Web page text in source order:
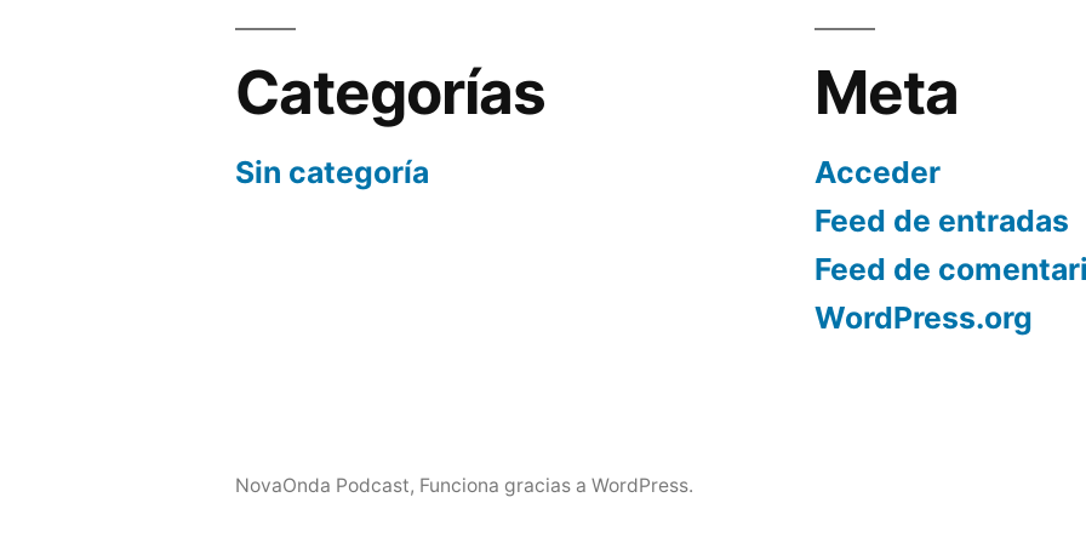
Categorías
Sin categoría
Meta
Acceder
Feed de entradas
Feed de
WordPress.org
NovaOnda Podcast, Funciona gracias a WordPress.